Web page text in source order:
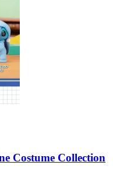
Costume Collection